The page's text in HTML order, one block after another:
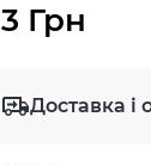
3 Грн
Доставка і